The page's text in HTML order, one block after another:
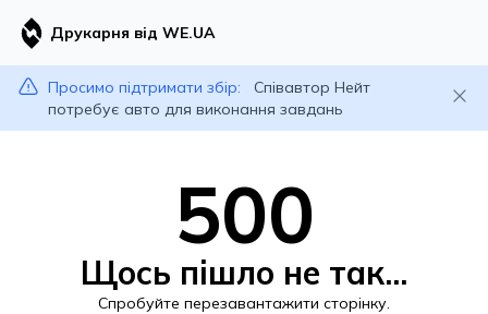
Друкарня від WE.UA
Просимо підтримати збір:
Співавтор Нейт
потребує авто для виконання завдань
500
Щось пішло не так...
Спробуйте перезавантажити сторінку.